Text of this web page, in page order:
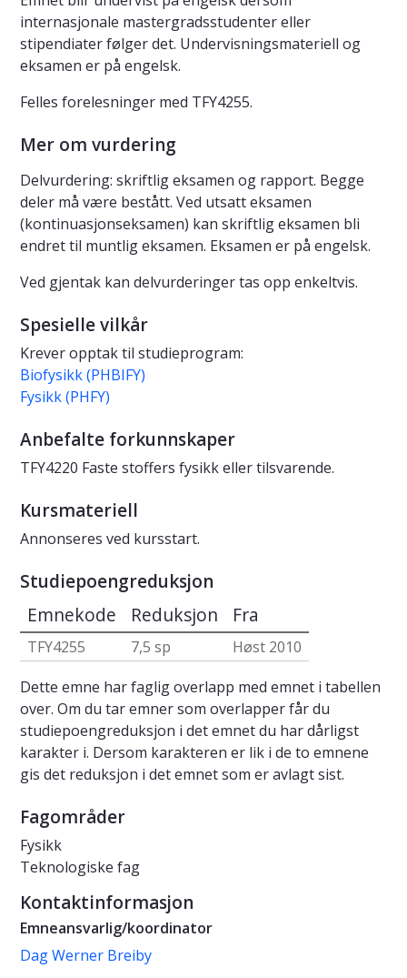
internasjonale mastergradsstudenter eller
stipendiater følger det. Undervisningsmateriell og
eksamen er på engelsk.
Felles forelesninger med TFY4255.
Mer om vurdering
Delvurdering: skriftlig eksamen og rapport. Begge
deler må være bestått. Ved utsatt eksamen
(kontinuasjonseksamen) kan skriftlig eksamen bli
endret til muntlig eksamen. Eksamen er på engelsk.
Ved gjentak kan delvurderinger tas opp enkeltvis.
Spesielle vilkår
Krever opptak til studieprogram:
Biofysikk (PHBIFY)
Fysikk (PHFY)
Anbefalte forkunnskaper
TFY4220 Faste stoffers fysikk eller tilsvarende.
Kursmateriell
Annonseres ved kursstart.
Studiepoengreduksjon
Emnekode Reduksjon Fra
TFY4255 7,5 sp
Høst 2010
Dette emne har faglig overlapp med emnet i tabellen
over. Om du tar emner som overlapper får du
studiepoengreduksjon i det emnet du har dårligst
karakter i. Dersom karakteren er lik i de to emnene
gis det reduksjon i det emnet som er avlagt sist.
Fagområder
Fysikk
Teknologiske fag
Kontaktinformasjon
Emneansvarlig/koordinator
Dag Werner Breiby